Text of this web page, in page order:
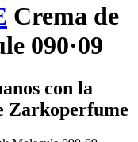
Crema de
090·09
con la
Zarkoperfume